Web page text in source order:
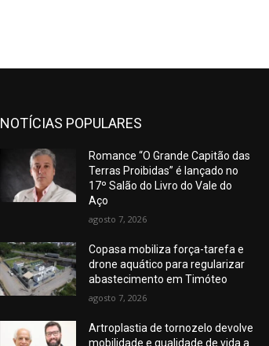
NOTÍCIAS POPULARES
Romance “O Grande Capitão das
Terras Proibidas” é lançado no
17º Salão do Livro do Vale do
Aço
agosto 7, 2026
Copasa mobiliza força-tarefa e
drone aquático para regularizar
abastecimento em Timóteo
agosto 7, 2026
Artroplastia de tornozelo devolve
mobilidade e qualidade de vida a